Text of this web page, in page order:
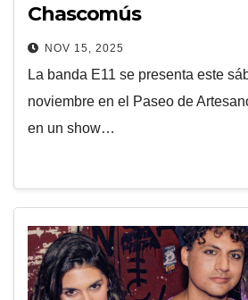
Chascomús
NOV 15, 2025
La banda E11 se presenta este
noviembre en el Paseo de
en un show…